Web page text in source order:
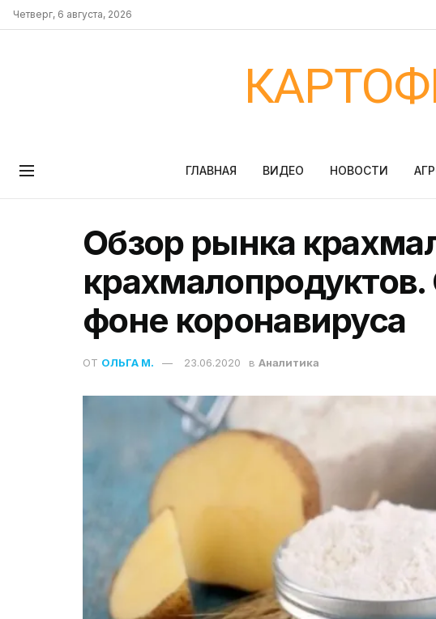
Четверг, 6 августа, 2026
ГЛАВНАЯ ВИДЕО НОВОСТИ
Обзор рынка
фоне коронавируса
ОТ ОЛЬГА М. 23.06.2020 в Аналитика